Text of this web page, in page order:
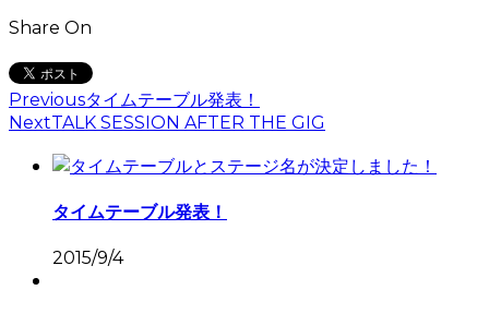
Share On
Previousタイムテーブル発表！
NextTALK SESSION AFTER THE GIG
タイムテーブル発表！
2015/9/4